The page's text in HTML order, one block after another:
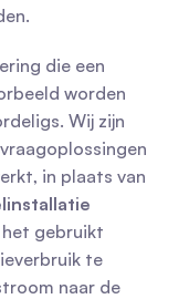
die een
worden
Wij zijn
in plaats van
gebruikt
te
naar de